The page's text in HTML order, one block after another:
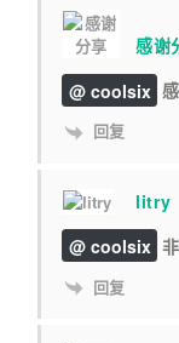
感谢
@ coolsix
回复
litry
@ coolsix
回复